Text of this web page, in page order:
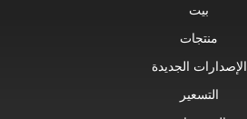
بيت
منتجات
الإصدارات الجديدة
التسعير